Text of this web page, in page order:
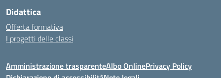
Didattica
Offerta formativa
I progetti delle classi
Amministrazione trasparenteAlbo OnlinePrivacy Policy